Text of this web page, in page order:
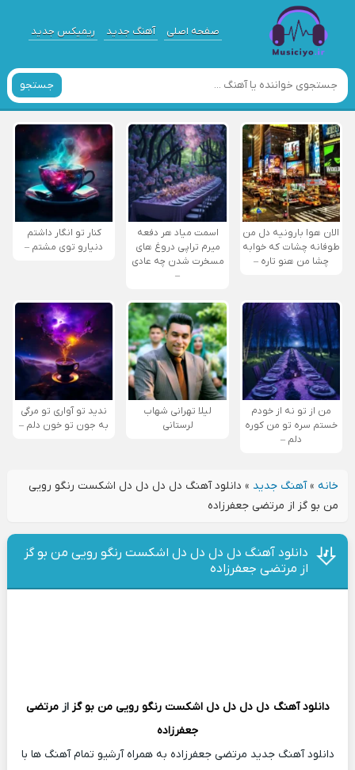
صفحه اصلی آهنگ جدید ریمیکس جدید
جستجو
الان هوا بارونیه دل من
طوفانه چشات که خوابه
چشا من هنو تاره –
اسمت میاد هر دفعه
میرم تراپی دروغ‌ های
مسخرت شدن چه عادی
–
کنار تو انگار داشتم
دنیارو توی مشتم –
من از تو نه از خودم
خستم سره تو من کوره
دلم –
لیلا تهرانی شهاب
لرستانی
ندید تو آواری تو مرگی
به جون تو خون دلم –
خانه»آهنگ جدید » دانلود آهنگ دل دل دل دل اشکست رنگو رویی
من بو گز از مرتضی جعفرزاده
دانلود آهنگ دل دل دل دل اشکست رنگو رویی من بو گز
از مرتضی جعفرزاده
دانلود آهنگ دل دل دل دل اشکست رنگو رویی من بو گز ازمرتضی
جعفرزاده
دانلود آهنگ جدید مرتضی جعفرزاده به همراه آرشیو تمام آهنگ ها با